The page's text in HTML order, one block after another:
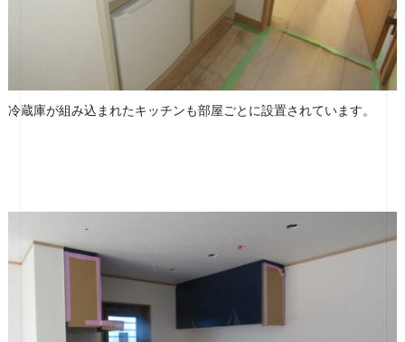
冷蔵庫が組み込まれたキッチンも部屋ごとに設置されています。